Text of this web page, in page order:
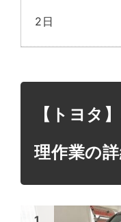
2日
【トヨタ
理作業の